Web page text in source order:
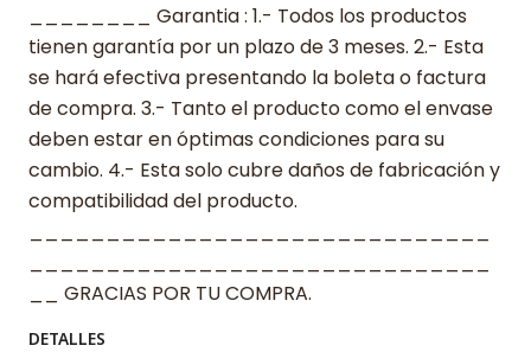
________ Garantia : 1.- Todos los productos
tienen garantía por un plazo de 3 meses. 2.- Esta
se hará efectiva presentando la boleta o factura
de compra. 3.- Tanto el producto como el envase
deben estar en óptimas condiciones para su
cambio. 4.- Esta solo cubre daños de fabricación y
compatibilidad del producto.
__ GRACIAS POR TU COMPRA.
DETALLES